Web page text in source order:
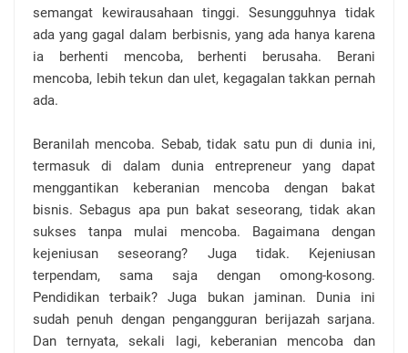
semangat kewirausahaan tinggi. Sesungguhnya tidak
ada yang gagal dalam berbisnis, yang ada hanya karena
ia berhenti mencoba, berhenti berusaha. Berani
mencoba, lebih tekun dan ulet, kegagalan takkan pernah
ada.
Beranilah mencoba. Sebab, tidak satu pun di dunia ini,
termasuk di dalam dunia entrepreneur yang dapat
menggantikan keberanian mencoba dengan bakat
bisnis. Sebagus apa pun bakat seseorang, tidak akan
sukses tanpa mulai mencoba. Bagaimana dengan
kejeniusan seseorang? Juga tidak. Kejeniusan
terpendam, sama saja dengan omong-kosong.
Pendidikan terbaik? Juga bukan jaminan. Dunia
ini
sudah penuh dengan pengangguran berijazah sarjana.
Dan ternyata, sekali lagi, keberanian mencoba dan